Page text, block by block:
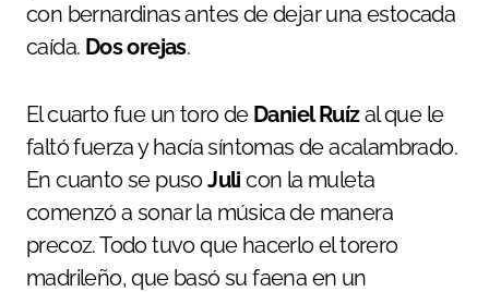
con bernardinas antes de dejar una estocada
caída. Dos orejas.
El cuarto fue un toro de Daniel Ruízal que le
faltó fuerza y hacía síntomas de acalambrado.
En cuanto se pusoJuli con la muleta
comenzó a sonar la música de manera
precoz. Todo tuvo que hacerlo el torero
madrileño, que basó su faena en un